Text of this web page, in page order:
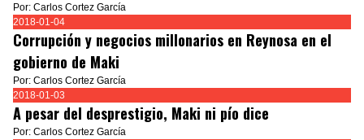
Por: Carlos Cortez García
2018-01-04
Corrupción y negocios millonarios en Reynosa en el
gobierno de Maki
Por: Carlos Cortez García
2018-01-03
A pesar del desprestigio, Maki ni pío dice
Por: Carlos Cortez García